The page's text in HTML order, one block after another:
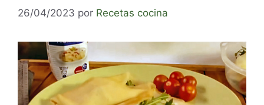
26/04/2023 por Recetas cocina